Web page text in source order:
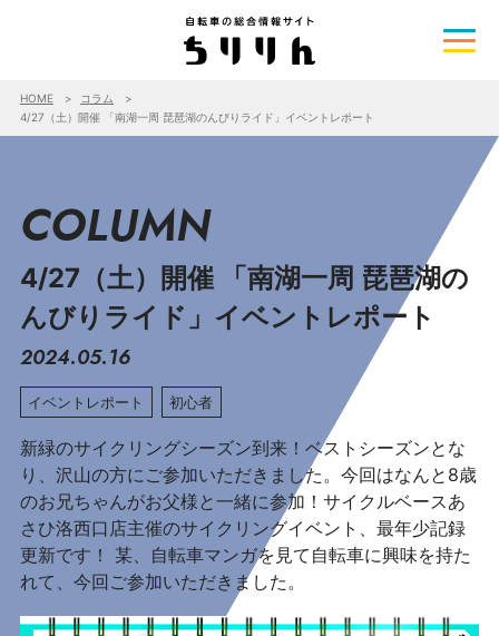
HOME
コラム
4/27（土）開催 「南湖一周 琵琶湖のんびりライド」イベントレポート
COLUMN
4/27（土）開催 「南湖一周 琵琶湖の
んびりライド」イベントレポート
2024.05.16
イベントレポート 初心者
新緑のサイクリングシーズン到来！ベストシーズンとな
り、沢山の方にご参加いただきました。今回はなんと8歳
のお兄ちゃんがお父様と一緒に参加！サイクルベースあ
さひ洛西口店主催のサイクリングイベント、最年少記録
更新です！ 某、自転車マンガを見て自転車に興味を持た
れて、今回ご参加いただきました。